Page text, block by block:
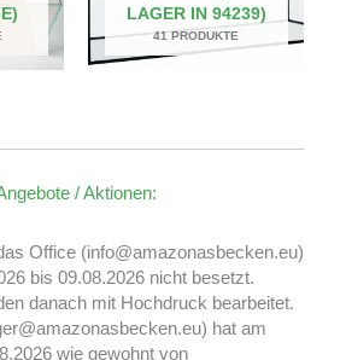
LAGER IN 94239)
41 PRODUKTE
/ Aktionen:
Office (info@amazonasbecken.eu)
bis 09.08.2026 nicht besetzt.
danach mit Hochdruck bearbeitet.
hat am
wie gewohnt von